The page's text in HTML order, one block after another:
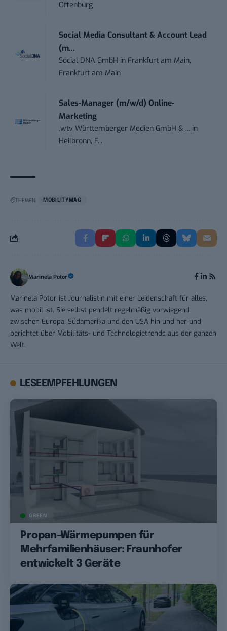
Offenburg
Social Media Consultant & Account Lead
(m...
Social DNA GmbH in Frankfurt am Main,
Frankfurt am Main
Sales-Manager (m/w/d) Online-
Marketing
.wtv Württemberger Medien GmbH & ... in
Heilbronn, F...
THEMEN: MOBILITYMAG
Marinela Potor
Marinela Potor ist Journalistin mit einer Leidenschaft für alles,
was mobil ist. Sie selbst pendelt regelmäßig vorwiegend
zwischen Europa, Südamerika und den USA hin und her und
berichtet über Mobilitäts- und Technologietrends aus der ganzen
Welt.
LESEEMPFEHLUNGEN
GREEN
Propan-Wärmepumpen für
Mehrfamilienhäuser: Fraunhofer
entwickelt 3 Geräte